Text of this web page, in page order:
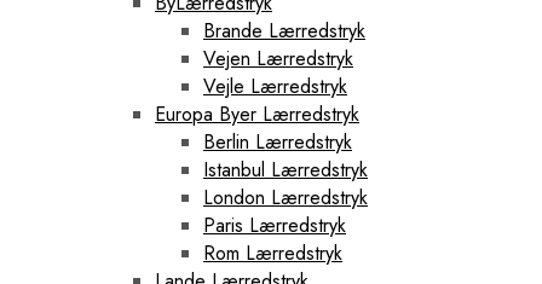
Brande Lærredstryk
Vejen Lærredstryk
Vejle Lærredstryk
Europa Byer Lærredstryk
Berlin Lærredstryk
Istanbul Lærredstryk
London Lærredstryk
Paris Lærredstryk
Rom Lærredstryk